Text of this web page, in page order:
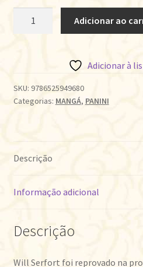
06
quantidade
Adicionar ao
Adicionar à
SKU: 9786525949680
Categorias: MANGÁ, PANINI
Descrição
Informação adicional
Descrição
Will Serfort foi reprovado na